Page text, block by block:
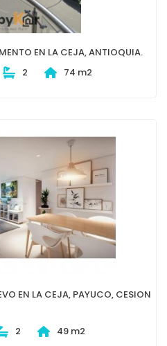
EN LA CEJA, ANTIOQUIA.
2 74 m2
EN LA CEJA, PAYUCO, CESION
2 49 m2